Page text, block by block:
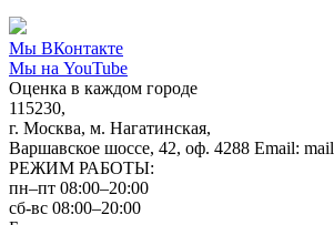
Мы ВКонтакте
Мы на YouTube
Оценка в каждом городе
115230,
г. Москва, м. Нагатинская,
Варшавское шоссе, 42, оф. 4288 Email:
РЕЖИМ РАБОТЫ:
пн–пт 08:00–20:00
сб-вс 08:00–20:00